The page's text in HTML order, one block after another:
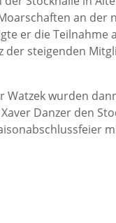
an der
er die Teilnahme
der steigenden
wurden
Danzer den